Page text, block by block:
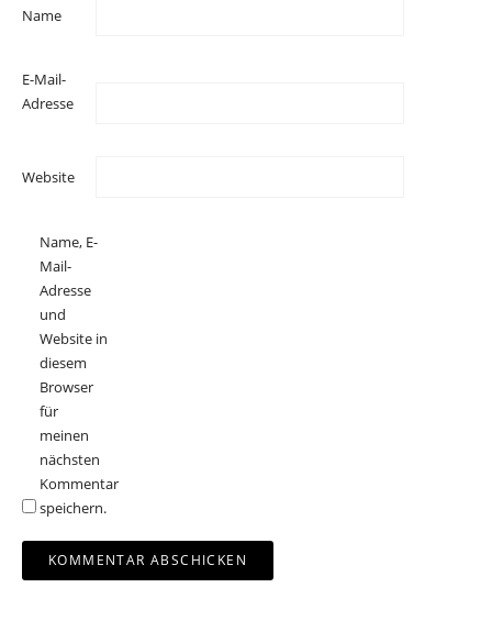
Name
E-Mail-
Adresse
Website
Name, E-
Mail-
Adresse
und
Website in
diesem
Browser
für
meinen
nächsten
Kommentar
speichern.